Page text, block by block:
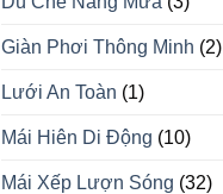
Giàn Phơi Thông Minh (2)
Lưới An Toàn (1)
Mái Hiên Di Động (10)
Mái Xếp Lượn Sóng (32)